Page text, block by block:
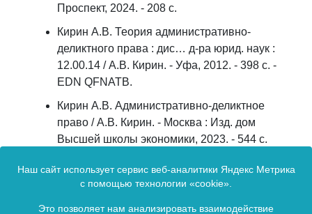
Проспект, 2024. - 208 с.
Кирин А.В. Теория административно-
деликтного права : дис… д-ра юрид. наук :
12.00.14 / А.В. Кирин. - Уфа, 2012. - 398 с. -
EDN QFNATB.
Кирин А.В. Административно-деликтное
право / А.В. Кирин. - Москва : Изд. дом
Высшей школы экономики, 2023. - 544 с.
нарушающих целостность института
Наш сайт использует сервис веб-аналитики Яндекс Метрика
с помощью технологии «cookie».
Это позволяет нам анализировать взаимодействие